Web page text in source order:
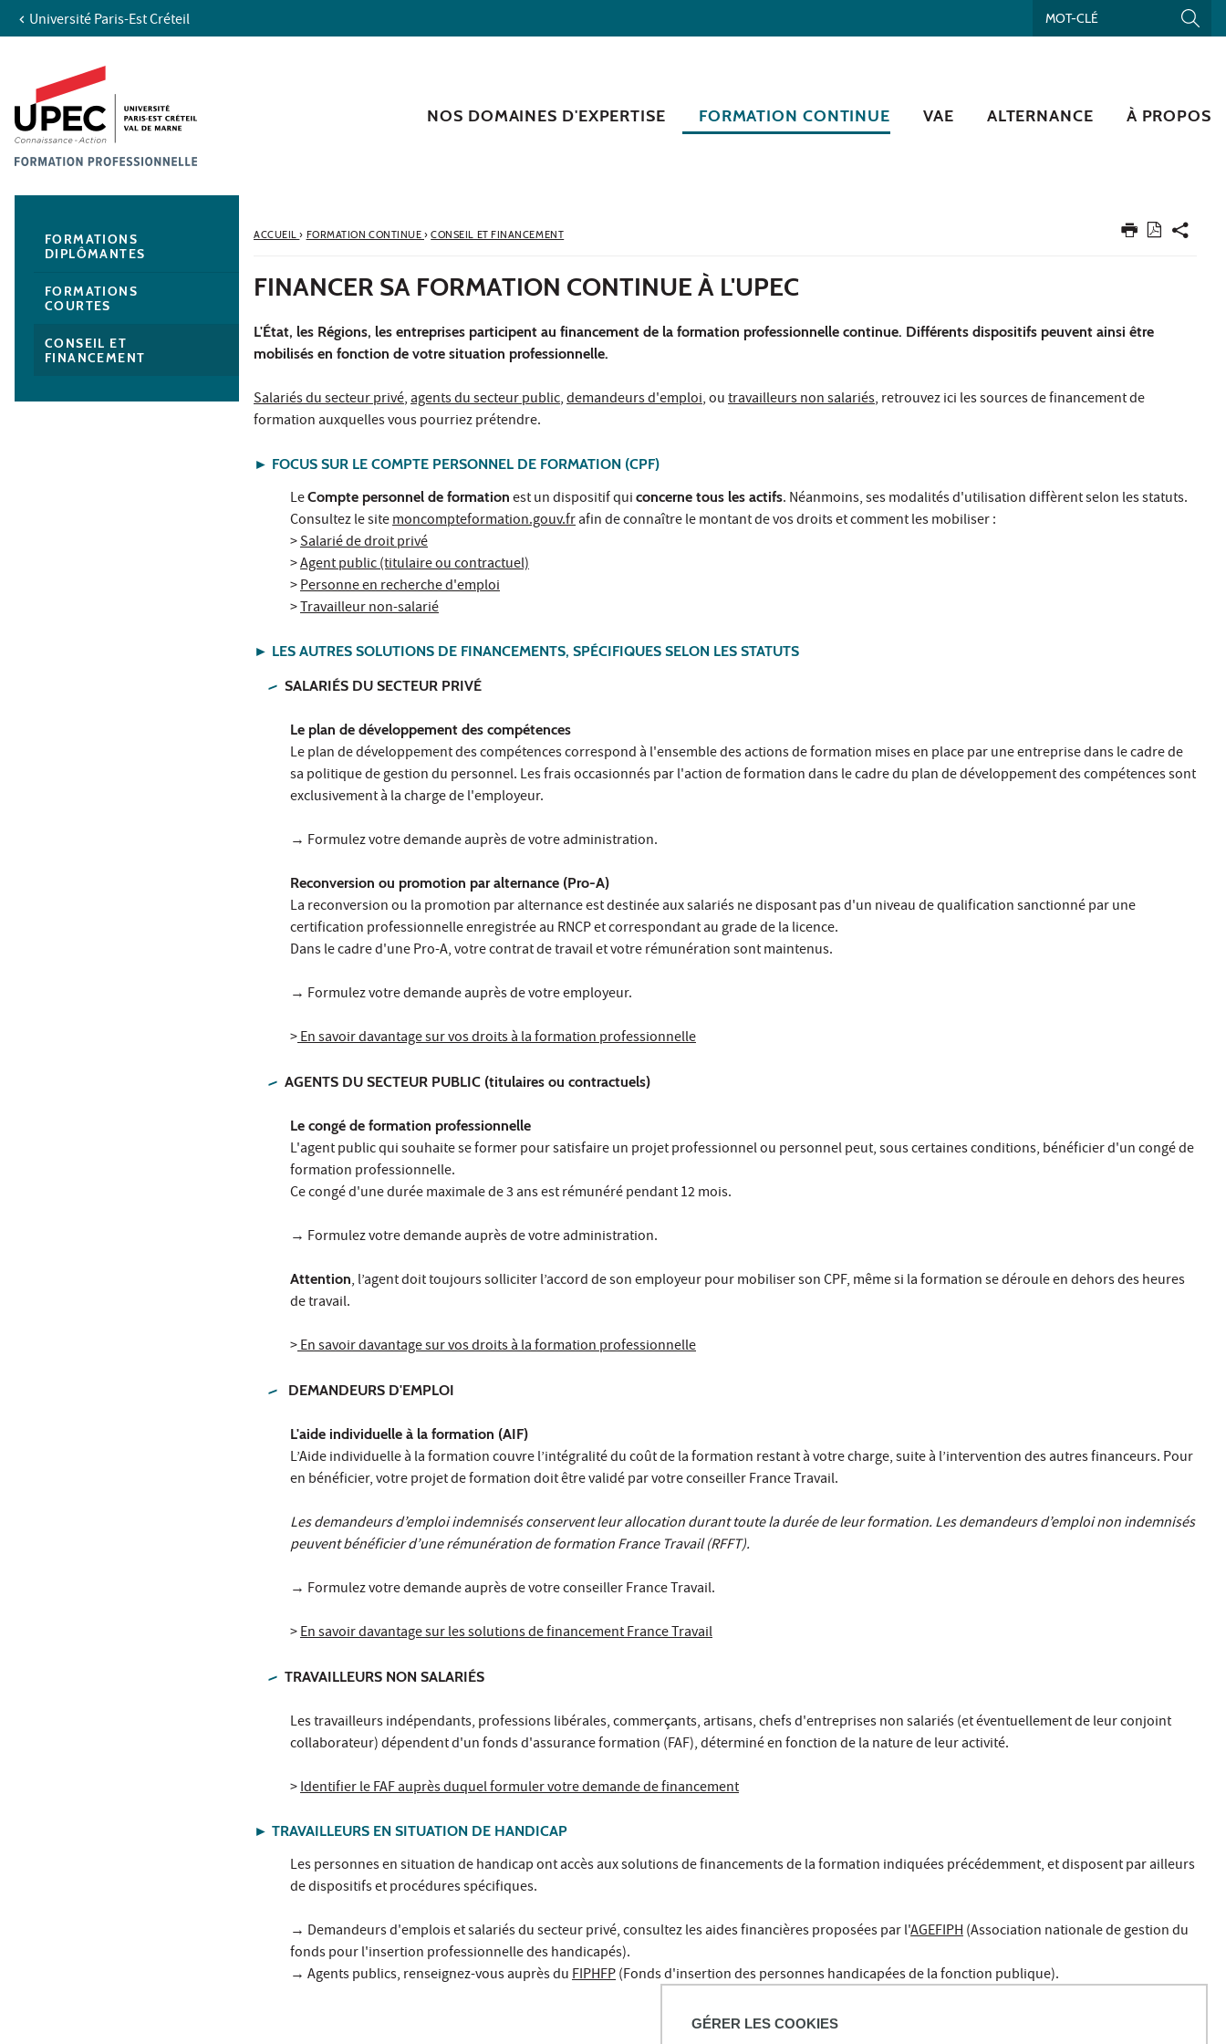
GÉRER LES COOKIES
Aller au contenu
Accès directs
Recherche
Navigation secondaire
Université Paris-Est Créteil
NOS DOMAINES D'EXPERTISE FORMATION CONTINUE VAE ALTERNANCE À PROPOS
ACCUEIL› FORMATION CONTINUE › CONSEIL ET FINANCEMENT
FINANCER SA FORMATION CONTINUE À L'UPEC
L'État, les Régions, les entreprises participent au financement de la formation professionnelle continue. Différents dispositifs peuvent ainsi être
mobilisés en fonction de votre situation professionnelle.
Salariés du secteur privé,agents du secteur public,demandeurs d'emploi, outravailleurs non salariés, retrouvez ici les sources de financement de
formation auxquelles vous pourriez prétendre.
► FOCUS SUR LE COMPTE PERSONNEL DE FORMATION (CPF)
LeCompte personnel de formation est un dispositif qui concerne tous les actifs. Néanmoins, ses modalités d'utilisation diffèrent selon les statuts.
Consultez le sitemoncompteformation.gouv.frafin de connaître le montant de vos droits et comment les mobiliser :
>Salarié de droit privé
>Agent public (titulaire ou contractuel)
>Personne en recherche d'emploi
>Travailleur non-salarié
► LES AUTRES SOLUTIONS DE FINANCEMENTS, SPÉCIFIQUES SELON LES STATUTS
SALARIÉS DU SECTEUR PRIVÉ
Le plan de développement des compétences
Le plan de développement des compétences correspond à l'ensemble des actions de formation mises en place par une entreprise dans le cadre de
sa politique de gestion du personnel. Les frais occasionnés par l'action de formation dans le cadre du plan de développement des compétences sont
exclusivement à la charge de l'employeur.
→ Formulez votre demande auprès de votre administration.
Reconversion ou promotion par alternance (Pro-A)
La reconversion ou la promotion par alternance est destinée aux salariés ne disposant pas d'un niveau de qualification sanctionné par une
certification professionnelle enregistrée au RNCP et correspondant au grade de la licence.
Dans le cadre d'une Pro-A, votre contrat de travail et votre rémunération sont maintenus.
→ Formulez votre demande auprès de votre employeur.
>En savoir davantage sur vos droits à la formation professionnelle
AGENTS DU SECTEUR PUBLIC (titulaires ou contractuels)
Le congé de formation professionnelle
L'agent public qui souhaite se former pour satisfaire un projet professionnel ou personnel peut, sous certaines conditions, bénéficier d'un congé de
formation professionnelle.
Ce congé d'une durée maximale de 3 ans est rémunéré pendant 12 mois.
→ Formulez votre demande auprès de votre administration.
Attention, l’agent doit toujours solliciter l’accord de son employeur pour mobiliser son CPF, même si la formation se déroule en dehors des heures
de travail.
>En savoir davantage sur vos droits à la formation professionnelle
DEMANDEURS D'EMPLOI
L'aide individuelle à la formation (AIF)
L’Aide individuelle à la formation couvre l’intégralité du coût de la formation restant à votre charge, suite à l’intervention des autres financeurs. Pour
en bénéficier, votre projet de formation doit être validé par votre conseiller France Travail.
Les demandeurs d’emploi indemnisés conservent leur allocation durant toute la durée de leur formation. Les demandeurs d’emploi non indemnisés
peuvent bénéficier d’une rémunération de formation France Travail (RFFT).
→ Formulez votre demande auprès de votre conseiller France Travail.
>En savoir davantage sur les solutions de financement France Travail
TRAVAILLEURS NON SALARIÉS
Les travailleurs indépendants, professions libérales, commerçants, artisans, chefs d'entreprises non salariés (et éventuellement de leur conjoint
collaborateur) dépendent d'un fonds d'assurance formation (FAF), déterminé en fonction de la nature de leur activité.
>Identifier le FAF auprès duquel formuler votre demande de financement
► TRAVAILLEURS EN SITUATION DE HANDICAP
Les personnes en situation de handicap ont accès aux solutions de financements de la formation indiquées précédemment, et disposent par ailleurs
de dispositifs et procédures spécifiques.
→ Demandeurs d'emplois et salariés du secteur privé, consultez les aides financières proposées par l'AGEFIPH(Association nationale de gestion du
fonds pour l'insertion professionnelle des handicapés).
→ Agents publics, renseignez-vous auprès duFIPHFP(Fonds d'insertion des personnes handicapées de la fonction publique).
FORMATIONS
DIPLÔMANTES
FORMATIONS
COURTES
CONSEIL ET
FINANCEMENT